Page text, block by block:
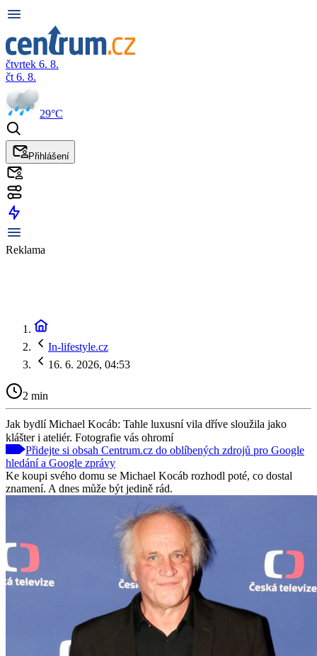
čtvrtek 6. 8.
čt 6. 8.
29°C
Přihlášení
Reklama
In-lifestyle.cz
16. 6. 2026, 04:53
2 min
Jak bydlí Michael Kocáb: Tahle luxusní vila dříve sloužila jako
klášter i ateliér. Fotografie vás ohromí
Přidejte si obsah Centrum.cz do oblíbených zdrojů pro Google
hledání a Google zprávy
Ke koupi svého domu se Michael Kocáb rozhodl poté, co dostal
znamení. A dnes může být jedině rád.